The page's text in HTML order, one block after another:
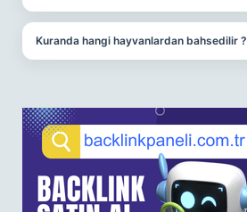
Kuranda hangi hayvanlardan bahsedilir ?